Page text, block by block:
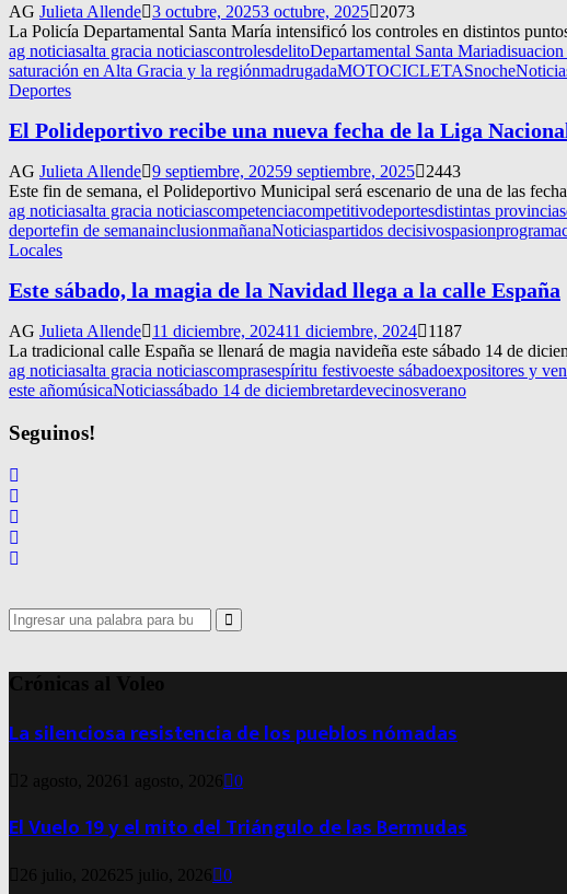
AG Julieta Allende 3 octubre, 20253 octubre, 2025
2073
La Policía Departamental Santa María intensificó los controles en distintos
ag noticiasalta gracia noticiascontrolesdelitoDepartamental Santa Maria
saturación en Alta Gracia y la regiónmadrugadaMOTOCICLETASnoche
Deportes
El Polideportivo recibe una nueva fecha de la Liga
AG Julieta Allende 9 septiembre, 20259 septiembre, 2025
2443
Este fin de semana, el Polideportivo Municipal será escenario de una de las
ag noticiasalta gracia noticiascompetenciacompetitivodeportesdistintas provincias
deportefin de semanainclusionmañanaNoticiaspartidos decisivospasion
Locales
Este sábado, la magia de la Navidad llega a la calle España
AG Julieta Allende 11 diciembre, 202411 diciembre, 2024
1187
La tradicional calle España se llenará de magia navideña este sábado 14 de
ag noticiasalta gracia noticiascomprasespíritu festivoeste sábadoexpositores y
este añomúsicaNoticiassábado 14 de diciembretardevecinosverano
Seguinos!
Search
for:
Search
Crónicas al Voleo
La silenciosa resistencia de los pueblos nómadas
2 agosto, 2026 1 agosto, 2026 0
El Vuelo 19 y el mito del Triángulo de las Bermudas
26 julio, 2026 25 julio, 2026 0